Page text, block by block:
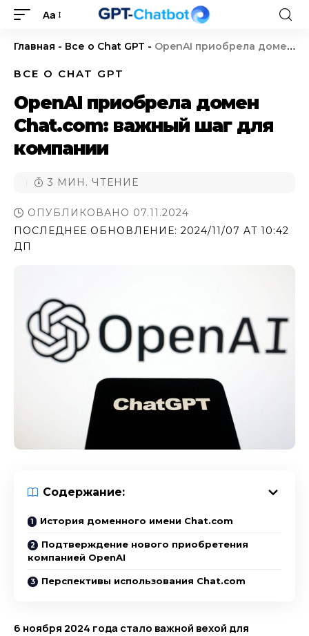
Aa
Главная - Все о Chat GPT - OpenAI приобрела домен Chat.com: важный шаг для компании
ВСЕ О CHAT GPT
OpenAI приобрела домен
Chat.com: важный шаг для
компании
ПОСЛЕДНЕЕ ОБНОВЛЕНИЕ: 2024/11/07 AT 10:42
ДП
ОПУБЛИКОВАНО 07.11.2024
3 МИН. ЧТЕНИЕ
Содержание:
История доменного имени Chat.com
Подтверждение нового приобретения
компанией OpenAI
Перспективы использования Chat.com
6 ноября 2024 года стало важной вехой для